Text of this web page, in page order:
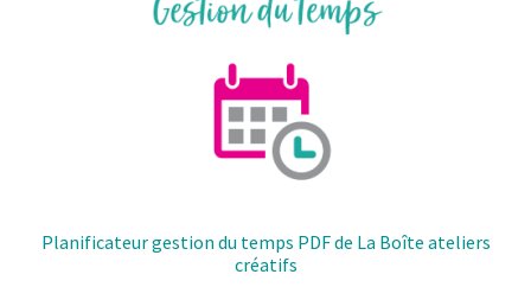
Planificateur gestion du temps PDF de La Boîte ateliers
créatifs